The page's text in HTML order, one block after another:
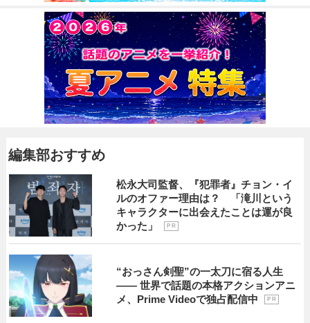
編集部おすすめ
松永大司監督、『犯罪者』チョン・イ
ルのオファー理由は？ 「滝川という
キャラクターに出会えたことは運が良
かった」
P R
“おっさん剣聖”の一太刀に宿る人生
―― 世界で話題の本格アクションアニ
メ、Prime Videoで独占配信中
P R